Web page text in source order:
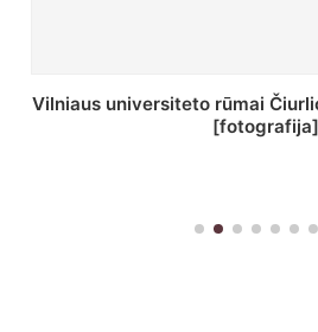
St. Batoro universiteto J.
[fotografija]